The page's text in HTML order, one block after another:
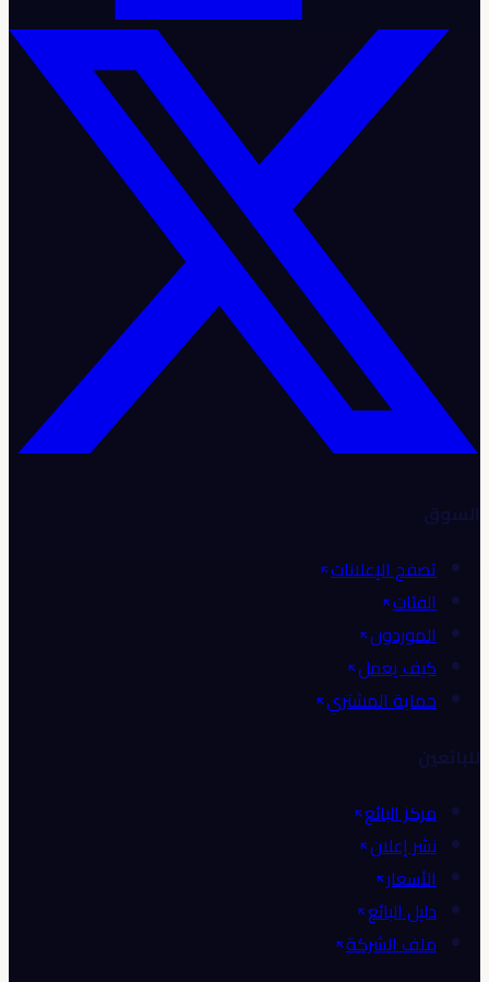
السوق
تصفح الإعلانات
الفئات
الموردون
كيف يعمل
حماية المشتري
للبائعين
مركز البائع
نشر إعلان
الأسعار
دليل البائع
ملف الشركة